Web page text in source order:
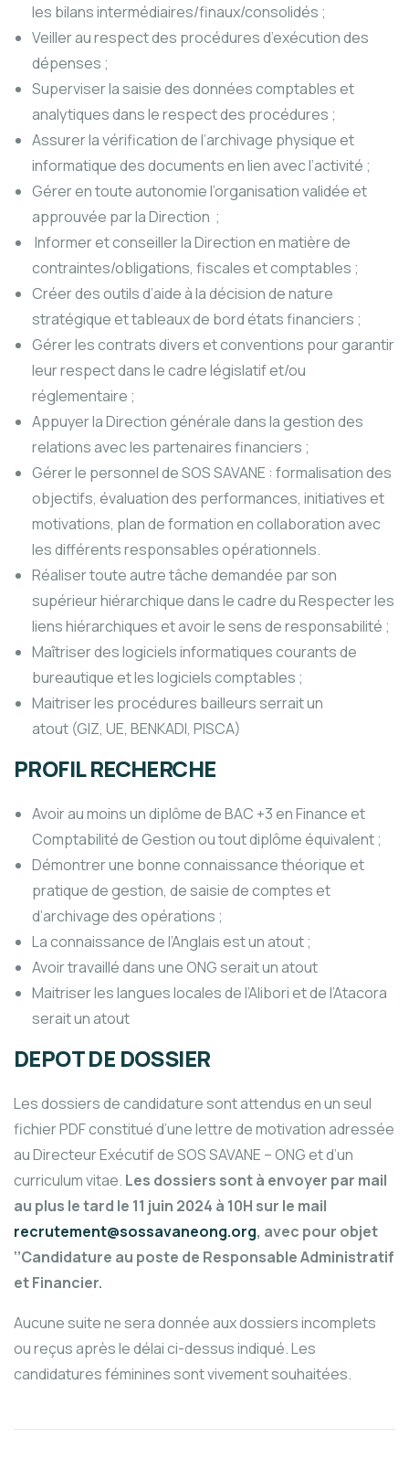
les bilans intermédiaires/finaux/consolidés ;
Veiller au respect des procédures d’exécution des
dépenses ;
Superviser la saisie des données comptables et
analytiques dans le respect des procédures ;
Assurer la vérification de l’archivage physique et
informatique des documents en lien avec l’activité ;
Gérer en toute autonomie l’organisation validée et
approuvée par la Direction ;
Informer et conseiller la Direction en matière de
contraintes/obligations, fiscales et comptables ;
Créer des outils d’aide à la décision de nature
stratégique et tableaux de bord états financiers ;
Gérer les contrats divers et conventions pour garantir
leur respect dans le cadre législatif et/ou
réglementaire ;
Appuyer la Direction générale dans la gestion des
relations avec les partenaires financiers ;
Gérer le personnel de SOS SAVANE : formalisation des
objectifs, évaluation des performances, initiatives et
motivations, plan de formation en collaboration avec
les différents responsables opérationnels.
Réaliser toute autre tâche demandée par son
supérieur hiérarchique dans le cadre du Respecter les
liens hiérarchiques et avoir le sens de responsabilité ;
Maîtriser des logiciels informatiques courants de
bureautique et les logiciels comptables ;
Maitriser les procédures bailleurs serrait un
atout (GIZ, UE, BENKADI, PISCA)
PROFIL RECHERCHE
Avoir au moins un diplôme de BAC +3 en Finance et
Comptabilité de Gestion ou tout diplôme équivalent ;
Démontrer une bonne connaissance théorique et
pratique de gestion, de saisie de comptes et
d’archivage des opérations ;
La connaissance de l’Anglais est un atout ;
Avoir travaillé dans une ONG serait un atout
Maitriser les langues locales de l’Alibori et de l’Atacora
serait un atout
DEPOT DE DOSSIER
Les dossiers de candidature sont attendus en un seul
fichier PDF constitué d’une lettre de motivation adressée
au Directeur Exécutif de SOS SAVANE – ONG et d’un
curriculum vitae. Les dossiers sont à envoyer par mail
au plus le tard le 11 juin 2024 à 10H sur le mail
recrutement@sossavaneong.org, avec pour objet
‘’Candidature au poste de Responsable Administratif
et Financier.
Aucune suite ne sera donnée aux dossiers incomplets
ou reçus après le délai ci-dessus indiqué. Les
candidatures féminines sont vivement souhaitées.